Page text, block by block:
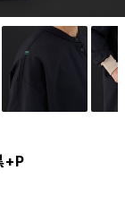
+P